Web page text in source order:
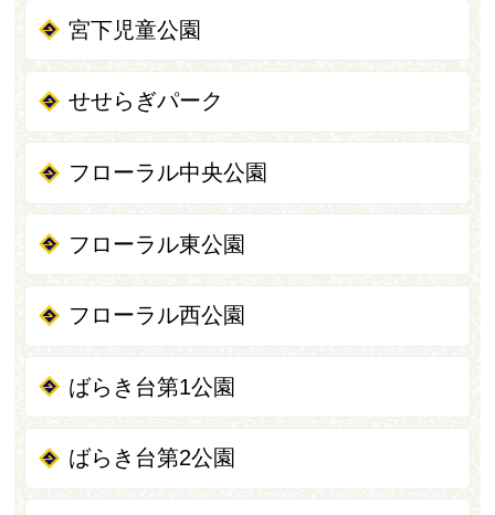
宮下児童公園
せせらぎパーク
フローラル中央公園
フローラル東公園
フローラル西公園
ばらき台第1公園
ばらき台第2公園